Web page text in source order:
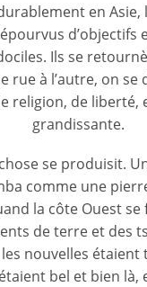
en Asie,
d’objectifs
Ils se
rue à l’autre, on
religion, de liberté,
grandissante.
se produisit.
comme une
la côte Ouest
de terre et des
nouvelles étaient
bel et bien là,